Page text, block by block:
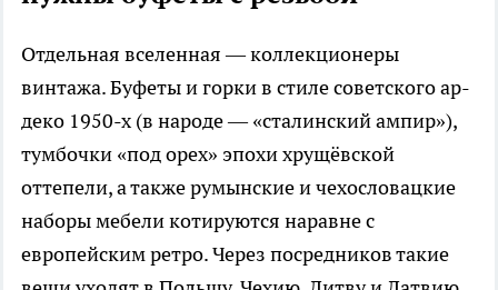
Отдельная вселенная — коллекционеры
винтажа. Буфеты и горки в стиле советского ар-
деко 1950-х (в народе — «сталинский ампир»),
тумбочки «под орех» эпохи хрущёвской
оттепели, а также румынские и чехословацкие
наборы мебели котируются наравне с
европейским ретро. Через посредников такие